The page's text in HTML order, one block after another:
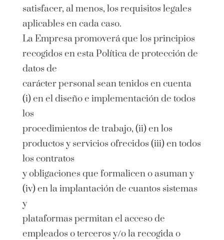
satisfacer, al menos, los requisitos legales
aplicables en cada caso.
La Empresa promoverá que los principios
recogidos en esta Política de protección de
datos de
carácter personal sean tenidos en cuenta
(i) en el diseño e implementación de todos
los
procedimientos de trabajo, (ii) en los
productos y servicios ofrecidos (iii) en todos
los contratos
y obligaciones que formalicen o asuman y
(iv) en la implantación de cuantos sistemas
y
plataformas permitan el acceso de
empleados o terceros y/o la recogida o